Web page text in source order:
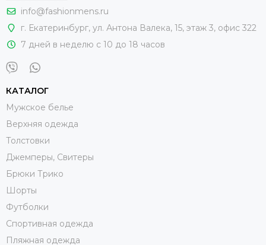
info@fashionmens.ru
г. Екатеринбург, ул. Антона Валека, 15, этаж 3, офис 322
7 дней в неделю с 10 до 18 часов
КАТАЛОГ
Мужское белье
Верхняя одежда
Толстовки
Джемперы, Свитеры
Брюки Трико
Шорты
Футболки
Спортивная одежда
Пляжная одежда